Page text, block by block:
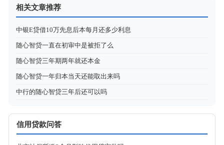
相关文章推荐
中银E贷借10万先息后本每月还多少利息
随心智贷一直在初审中是被拒了么
随心智贷三年期两年就还本金
随心智贷一年归本当天还能取出来吗
中行的随心智贷三年后还可以吗
信用贷款问答